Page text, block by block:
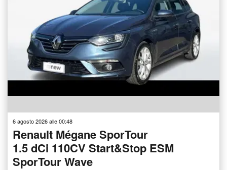
6 agosto 2026 alle 00:48
Renault Mégane SporTour
1.5 dCi 110CV Start&Stop ESM
SporTour Wave